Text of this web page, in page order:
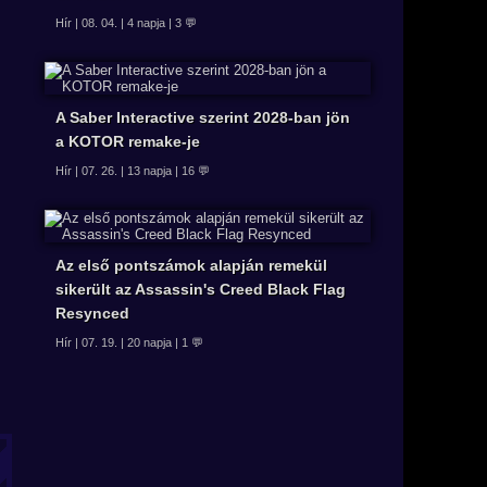
Hír | 08. 04. | 4 napja | 3 💬
A Saber Interactive szerint 2028-ban jön
a KOTOR remake-je
Hír | 07. 26. | 13 napja | 16 💬
Az első pontszámok alapján remekül
sikerült az Assassin's Creed Black Flag
Resynced
Hír | 07. 19. | 20 napja | 1 💬